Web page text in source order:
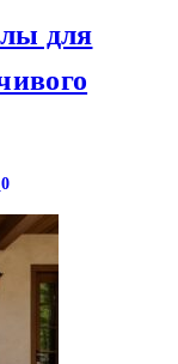
для
0